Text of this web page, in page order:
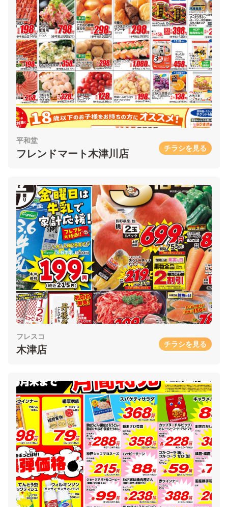
平和堂
フレンドマート木津川店 チラシを見る
フレスコ
木津店 チラシを見る